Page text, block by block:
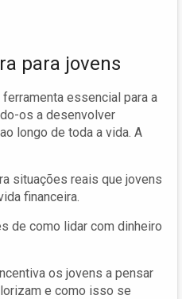
para jovens
essencial para a
os a desenvolver
longo de toda a vida. A
situações reais que jovens
financeira.
de como lidar com dinheiro
os jovens a pensar
e como isso se